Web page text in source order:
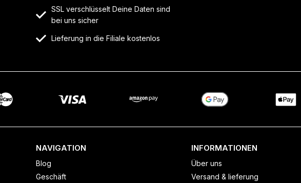
SSL verschlüsselt Deine Daten sind
bei uns sicher
Lieferung in die Filiale kostenlos
NAVIGATION
Blog
Geschäft
INFORMATIONEN
Über uns
Versand & lieferung